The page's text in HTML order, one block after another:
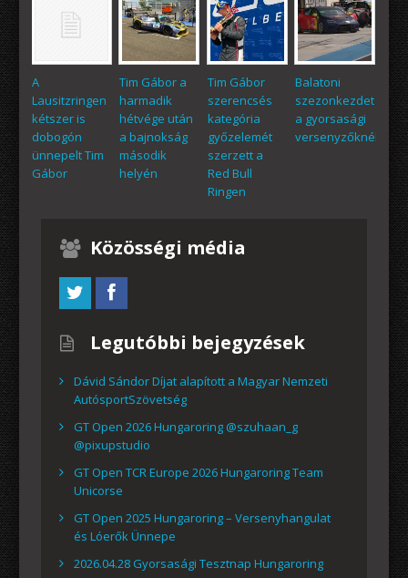
A
Lausitzringen
kétszer is
dobogón
ünnepelt Tim
Gábor
Tim Gábor a
harmadik
hétvége után
a bajnokság
második
helyén
Tim Gábor
szerencsés
kategória
győzelemét
szerzett a
Red Bull
Ringen
Balatoni
szezonkezdet
a gyorsasági
versenyzőknél
Közösségi média
Legutóbbi bejegyzések
Dávid Sándor Díjat alapított a Magyar Nemzeti
AutósportSzövetség
GT Open 2026 Hungaroring @szuhaan_g
@pixupstudio
GT Open TCR Europe 2026 Hungaroring Team
Unicorse
GT Open 2025 Hungaroring – Versenyhangulat
és Lóerők Ünnepe
2026.04.28 Gyorsasági Tesztnap Hungaroring